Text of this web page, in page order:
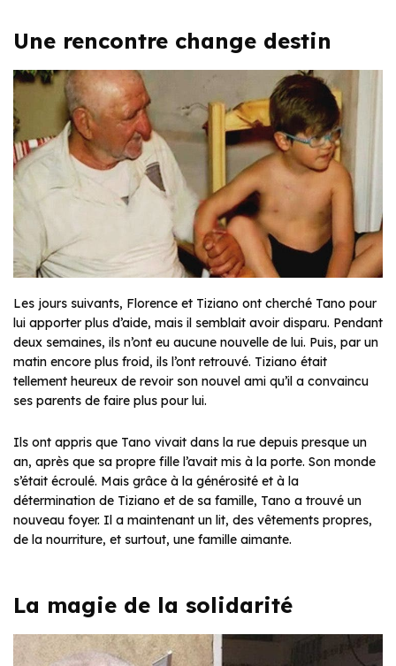
Une rencontre change destin
Les jours suivants, Florence et Tiziano ont cherché Tano pour
lui apporter plus d’aide, mais il semblait avoir disparu. Pendant
deux semaines, ils n’ont eu aucune nouvelle de lui. Puis, par un
matin encore plus froid, ils l’ont retrouvé. Tiziano était
tellement heureux de revoir son nouvel ami qu’il a convaincu
ses parents de faire plus pour lui.
Ils ont appris que Tano vivait dans la rue depuis presque un
an, après que sa propre fille l’avait mis à la porte. Son monde
s’était écroulé. Mais grâce à la générosité et à la
détermination de Tiziano et de sa famille, Tano a trouvé un
nouveau foyer. Il a maintenant un lit, des vêtements propres,
de la nourriture, et surtout, une famille aimante.
La magie de la solidarité